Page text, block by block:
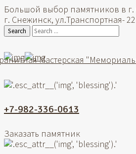
Большой выбор памятников в
г. Снежинск, ул.Транспортная-
Search
Мастерская
+7-982-336-0613
Заказать памятник